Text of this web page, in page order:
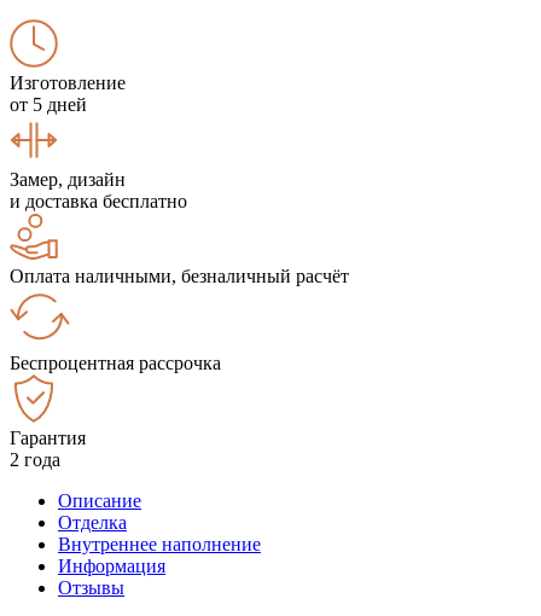
Изготовление
от 5 дней
Замер, дизайн
и доставка бесплатно
Оплата наличными, безналичный расчёт
Беспроцентная рассрочка
Гарантия
2 года
Описание
Отделка
Внутреннее наполнение
Информация
Отзывы